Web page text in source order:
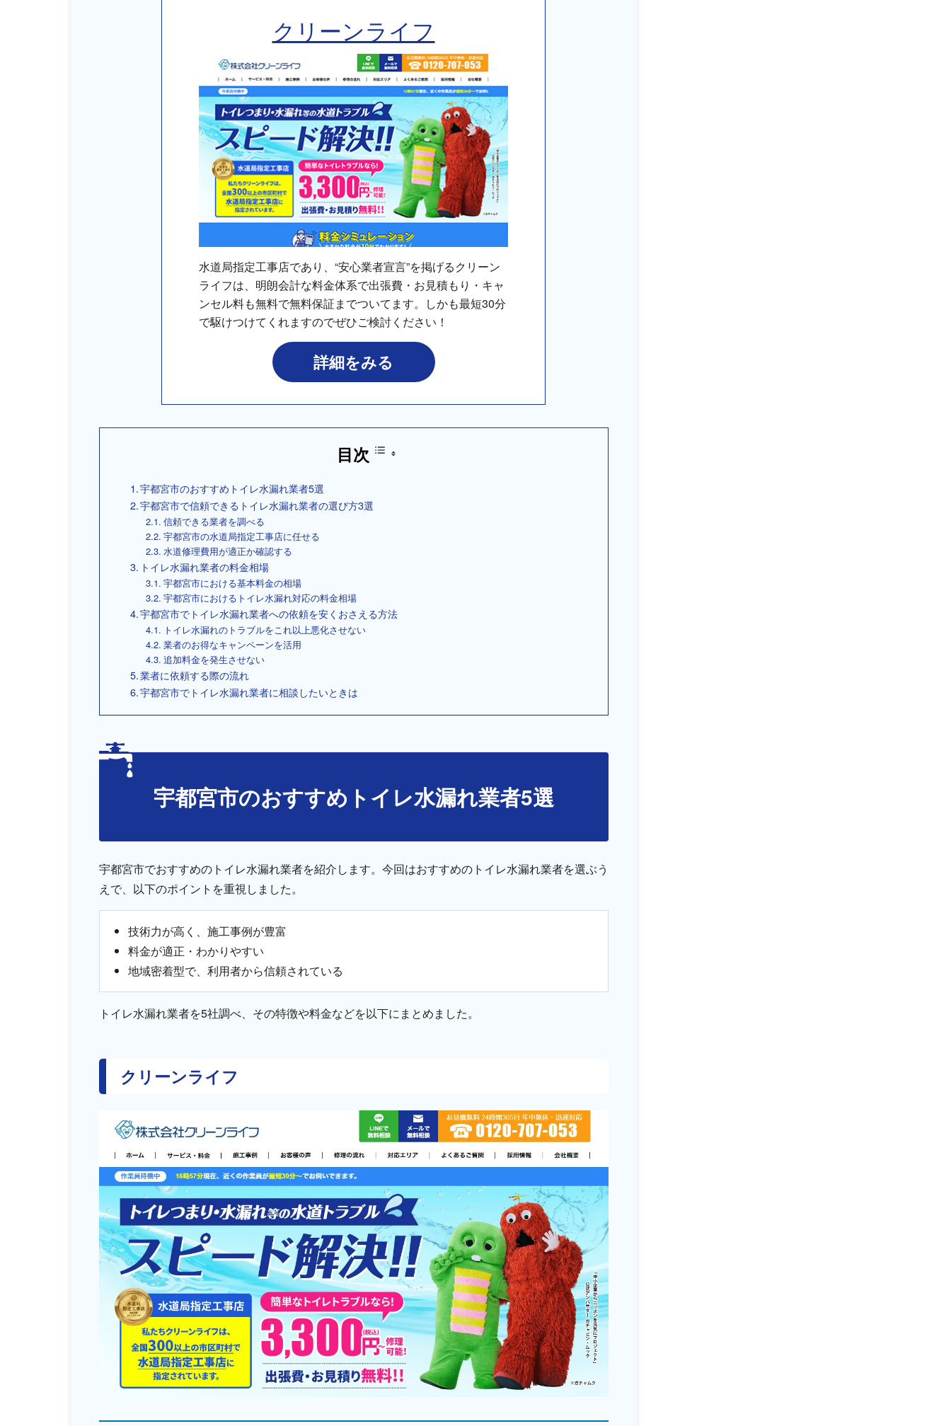
クリーンライフ
水道局指定工事店であり、“安心業者宣言”を掲げるクリーン
ライフは、明朗会計な料金体系で出張費・お見積もり・キャ
ンセル料も無料で無料保証までついてます。しかも最短30分
で駆けつけてくれますのでぜひご検討ください！
詳細をみる
目次
宇都宮市のおすすめトイレ水漏れ業者5選
宇都宮市で信頼できるトイレ水漏れ業者の選び方3選
信頼できる業者を調べる
宇都宮市の水道局指定工事店に任せる
水道修理費用が適正か確認する
トイレ水漏れ業者の料金相場
宇都宮市における基本料金の相場
宇都宮市におけるトイレ水漏れ対応の料金相場
宇都宮市でトイレ水漏れ業者への依頼を安くおさえる方法
トイレ水漏れのトラブルをこれ以上悪化させない
業者のお得なキャンペーンを活用
追加料金を発生させない
業者に依頼する際の流れ
宇都宮市でトイレ水漏れ業者に相談したいときは
宇都宮市のおすすめトイレ水漏れ業者5選
宇都宮市でおすすめのトイレ水漏れ業者を紹介します。今回はおすすめのトイレ水漏れ業者を選ぶう
えで、以下のポイントを重視しました。
技術力が高く、施工事例が豊富
料金が適正・わかりやすい
地域密着型で、利用者から信頼されている
トイレ水漏れ業者を5社調べ、その特徴や料金などを以下にまとめました。
クリーンライフ